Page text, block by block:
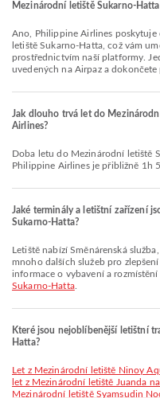
Mezinárodní letiště Sukarno-
Ano, Philippine Airlines poskytuje online odbavení letů na letiště Mezinárodní
letiště Sukarno-Hatta, což vám
prostřednictvím naší platformy.
uvedených na Airpaz a dokončete
Jak dlouho trvá let do
Airlines?
Doba letu do Mezinárodní letiště Sukarno-Hatta (CGK) se společností
Philippine Airlines je přibližně 1h
Jaké terminály a letištní zařízení
Sukarno-Hatta?
Letiště nabízí Směnárenská služba, Půjčovna aut, Kyvadlový autobus a
mnoho dalších služeb pro
informace o vybavení a
Sukarno-Hatta.
Které jsou nejoblíbenější letištní
Hatta?
let z Mezinárodní letiště Ninoy
let z Mezinárodní letiště Juanda
Mezinárodní letiště Syamsudin